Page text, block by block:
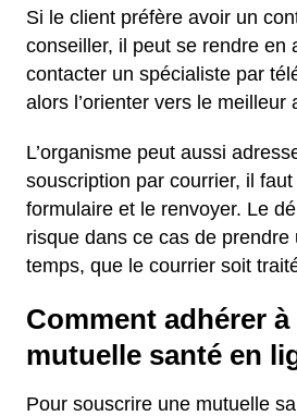
Si le client préfère avoir un
conseiller, il peut se rendre en
contacter un spécialiste par
alors l’orienter vers le meilleur
L’organisme peut aussi
souscription par courrier, il
formulaire et le renvoyer. Le
risque dans ce cas de prendre
temps, que le courrier soit
Comment adhérer à
mutuelle santé en
Pour souscrire une mutuelle